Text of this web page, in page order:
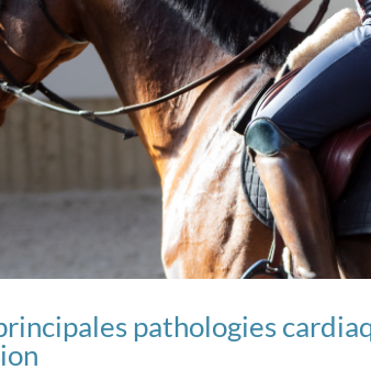
pathologies